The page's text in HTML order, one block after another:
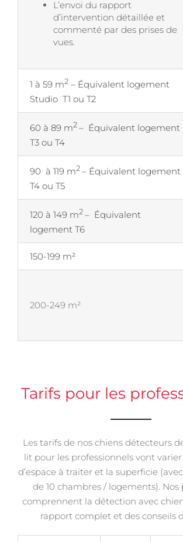
L’envoi du rapport
d’intervention détaillée et
commenté par des prises de
vues.
1 à 59 m2 – Équivalent logement
Studio T1 ou T2
60 à 89 m2 – Équivalent logement
T3 ou T4
90 à 119 m2 – Équivalent logement
T4 ou T5
120 à 149 m2 – Équivalent
logement T6
150-199 m²
200-249 m²
Tarifs pour les
Les tarifs de nos chiens détecteurs
lit pour les professionnels vont
d’espace à traiter et la superficie
de 10 chambres / logements). Nos
comprennent la détection avec
rapport complet et des conseils